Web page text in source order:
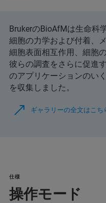
BrukerのBioAfMは生命科
細胞の力学および付着、
細胞表面相互作用、細胞
彼らの調査をさらに促進
のアプリケーションのい
を収集しました。
ギャラリーの全文はこち
仕様
操作モード